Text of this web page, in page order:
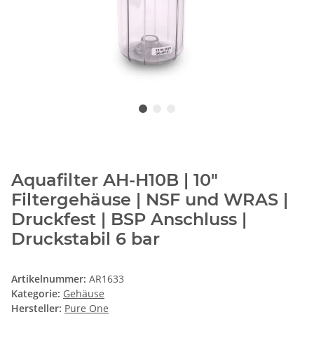
Aquafilter AH-H10B | 10"
Filtergehäuse | NSF und WRAS |
Druckfest | BSP Anschluss |
Druckstabil 6 bar
Artikelnummer: AR1633
Kategorie: Gehäuse
Hersteller: Pure One